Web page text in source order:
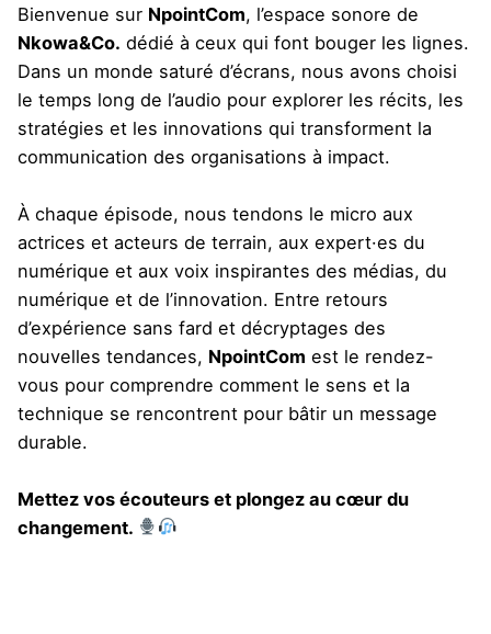
Bienvenue sur NpointCom, l’espace sonore de
Nkowa&Co. dédié à ceux qui font bouger les lignes.
Dans un monde saturé d’écrans, nous avons choisi
le temps long de l’audio pour explorer les récits, les
stratégies et les innovations qui transforment la
communication des organisations à impact.
À chaque épisode, nous tendons le micro aux
actrices et acteurs de terrain, aux expert·es du
numérique et aux voix inspirantes des médias, du
numérique et de l’innovation. Entre retours
d’expérience sans fard et décryptages des
nouvelles tendances, NpointCom est le rendez-
vous pour comprendre comment le sens et la
technique se rencontrent pour bâtir un message
durable.
Mettez vos écouteurs et plongez au cœur du
changement.